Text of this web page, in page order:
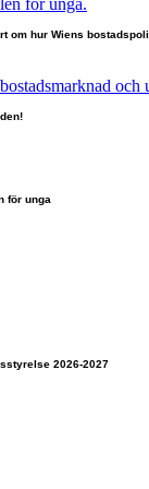
om hur Wiens
för unga
2026-2027